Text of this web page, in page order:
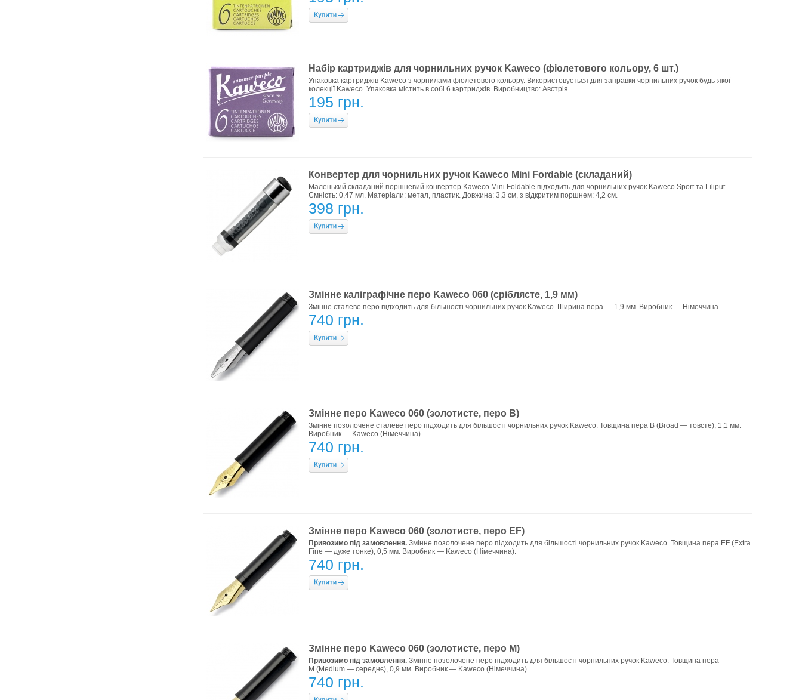
Набір картриджів для чорнильних ручок Kaweco (фіолетового кольору, 6 шт.)
Упаковка картриджів Kaweco з чорнилами фіолетового кольору. Використовується для заправки чорнильних ручок будь-якої
колекції Kaweco. Упаковка містить в собі 6 картриджів. Виробництво: Австрія.
195 грн.
Конвертер для чорнильних ручок Kaweco Mini Fordable (складаний)
Маленький складаний поршневий конвертер Kaweco Mini Foldable підходить для чорнильних ручок Kaweco Sport та Liliput.
Ємність: 0,47 мл. Матеріали: метал, пластик. Довжина: 3,3 см, з відкритим поршнем: 4,2 см.
398 грн.
Змінне каліграфічне перо Kaweco 060 (сріблясте, 1,9 мм)
Змінне сталеве перо підходить для більшості чорнильних ручок Kaweco. Ширина пера — 1,9 мм. Виробник — Німеччина.
740 грн.
Змінне перо Kaweco 060 (золотисте, перо B)
Змінне позолочене сталеве перо підходить для більшості чорнильних ручок Kaweco. Товщина пера B (Broad — товсте), 1,1 мм.
Виробник — Kaweco (Німеччина).
740 грн.
Змінне перо Kaweco 060 (золотисте, перо EF)
Привозимо під замовлення. Змінне позолочене перо підходить для більшості чорнильних ручок Kaweco. Товщина пера EF (Extra
Fine — дуже тонке), 0,5 мм. Виробник — Kaweco (Німеччина).
740 грн.
Змінне перо Kaweco 060 (золотисте, перо M)
Привозимо під замовлення. Змінне позолочене перо підходить для більшості чорнильних ручок Kaweco. Товщина пера
M (Medium — середнє), 0,9 мм. Виробник — Kaweco (Німеччина).
740 грн.